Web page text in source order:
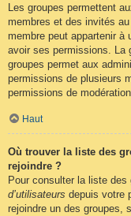
Les groupes permettent
membres et des invités
membre peut appartenir à
avoir ses permissions. La
groupes permet aux
permissions de plusieurs
permissions de
Haut
Où trouver la liste des
rejoindre ?
Pour consulter la liste
d’utilisateurs depuis votre
rejoindre un des groupes,